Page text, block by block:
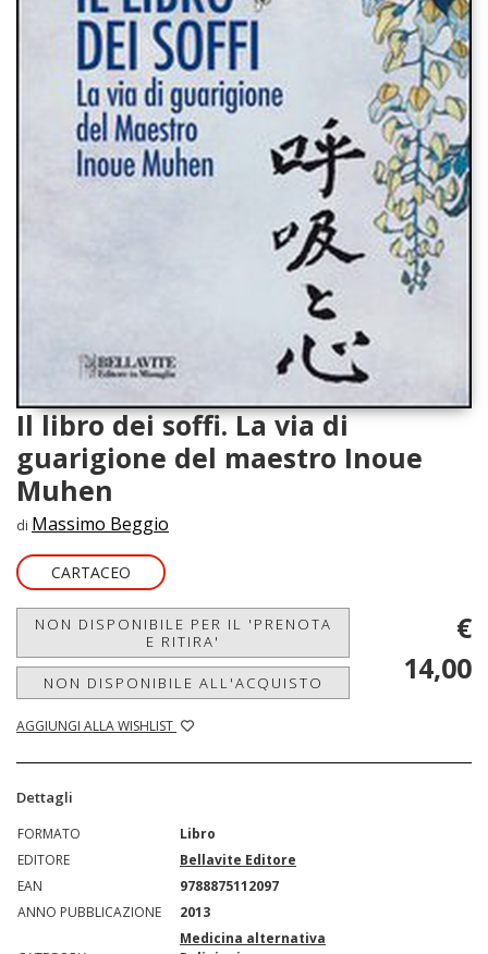
Il libro dei soffi. La via di
guarigione del maestro Inoue
Muhen
di Massimo Beggio
CARTACEO
NON DISPONIBILE PER IL 'PRENOTA
E RITIRA'
NON DISPONIBILE ALL'ACQUISTO
AGGIUNGI ALLA WISHLIST
€
14,00
Dettagli
FORMATO
Libro
EDITORE
Bellavite Editore
EAN
9788875112097
ANNO PUBBLICAZIONE
2013
Medicina alternativa